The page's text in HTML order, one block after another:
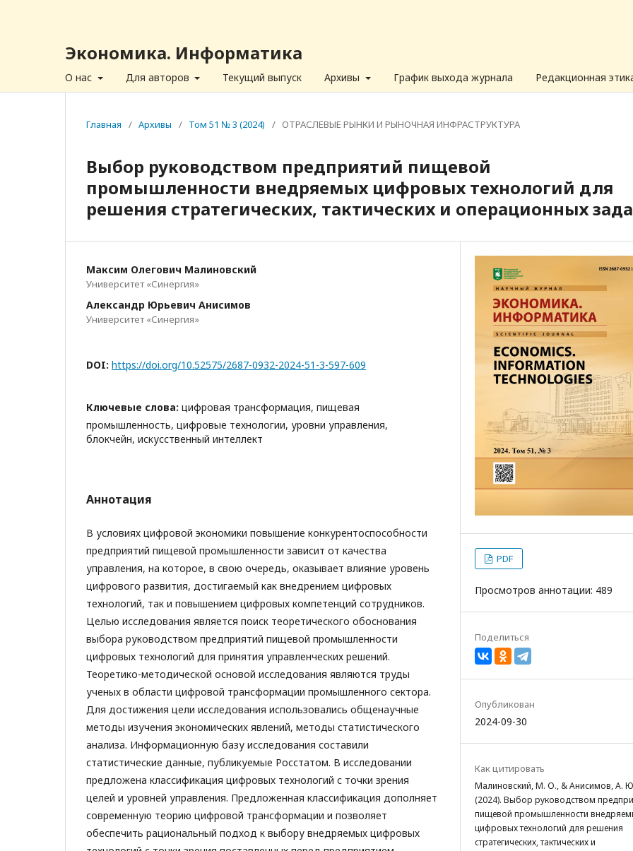
Экономика. Информатика
О нас Для авторов Текущий выпуск Архивы График выхода журнала Редакционная
Главная / Архивы / Том 51 № 3 (2024) / ОТРАСЛЕВЫЕ РЫНКИ И РЫНОЧНАЯ ИНФРАСТРУКТУРА
Выбор руководством предприятий пищевой
промышленности внедряемых цифровых технологий для
решения стратегических, тактических и операционных
Максим Олегович Малиновский
Университет «Синергия»
Александр Юрьевич Анисимов
Университет «Синергия»
DOI: https://doi.org/10.52575/2687-0932-2024-51-3-597-609
Ключевые слова: цифровая трансформация, пищевая
промышленность, цифровые технологии, уровни управления,
блокчейн, искусственный интеллект
Аннотация
В условиях цифровой экономики повышение конкурентоспособности
предприятий пищевой промышленности зависит от качества
управления, на которое, в свою очередь, оказывает влияние уровень
цифрового развития, достигаемый как внедрением цифровых
технологий, так и повышением цифровых компетенций сотрудников.
Целью исследования является поиск теоретического обоснования
выбора руководством предприятий пищевой промышленности
цифровых технологий для принятия управленческих решений.
Теоретико-методической основой исследования являются труды
ученых в области цифровой трансформации промышленного сектора.
Для достижения цели исследования использовались общенаучные
методы изучения экономических явлений, методы статистического
анализа. Информационную базу исследования составили
статистические данные, публикуемые Росстатом. В исследовании
предложена классификация цифровых технологий с точки зрения
целей и уровней управления. Предложенная классификация дополняет
современную теорию цифровой трансформации и позволяет
обеспечить рациональный подход к выбору внедряемых цифровых
PDF
Просмотров аннотации: 489
Поделиться
Опубликован
2024-09-30
Как цитировать
Малиновский, М. О., & Анисимов, А.
(2024). Выбор руководством
пищевой промышленности
цифровых технологий для решения
стратегических, тактических и